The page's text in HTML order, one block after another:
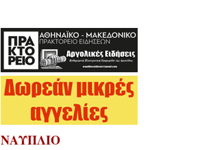
ΝΑΥΠΛΙΟ